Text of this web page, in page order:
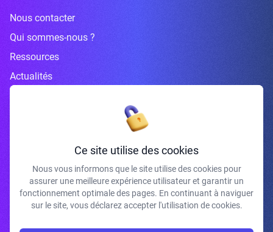
Nous contacter
Qui sommes-nous ?
Ressources
Actualités
Inscrivez-vous à la newsletter
J'accepte de recevoir vos e-mails et confirme avoir pris connaissance de
votre politique de confidentialité et mentions légales.
Ce site utilise des cookies
Nous vous informons que le site utilise des cookies pour
assurer une meilleure expérience utilisateur et garantir un
fonctionnement optimale des pages. En continuant à naviguer
sur le site, vous déclarez accepter l'utilisation de cookies.